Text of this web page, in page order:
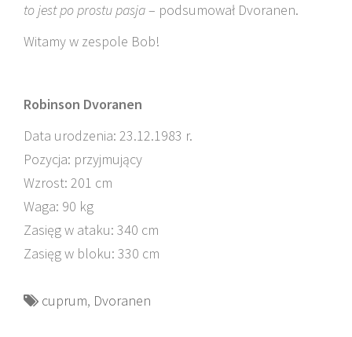
to jest po prostu pasja– podsumował Dvoranen.
Witamy w zespole Bob!
Robinson Dvoranen
Data urodzenia: 23.12.1983 r.
Pozycja: przyjmujący
Wzrost: 201 cm
Waga: 90 kg
Zasięg w ataku: 340 cm
Zasięg w bloku: 330 cm
cuprum, Dvoranen